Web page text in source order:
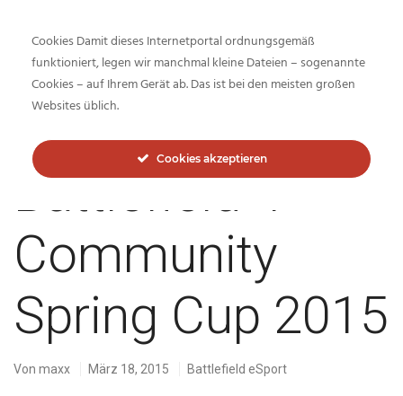
Inside-Network.net
Battlefield 4
Community
Spring Cup 2015
Von maxx März 18, 2015 Battlefield eSport
Cookies Damit dieses Internetportal ordnungsgemäß
funktioniert, legen wir manchmal kleine Dateien – sogenannte
Cookies – auf Ihrem Gerät ab. Das ist bei den meisten großen
Websites üblich.
Cookies akzeptieren